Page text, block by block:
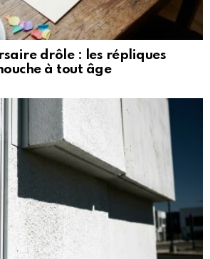
drôle : les répliques
à tout âge